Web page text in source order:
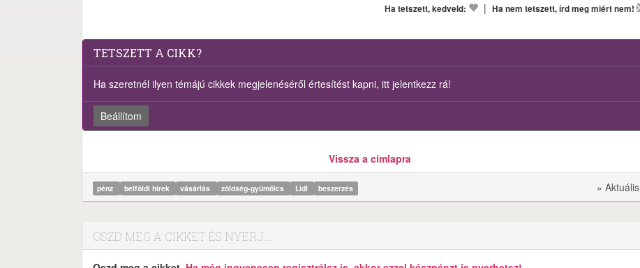
Ha tetszett, kedveld: | Ha nem tetszett, írd meg miért nem!
TETSZETT A CIKK?
Ha szeretnél ilyen témájú cikkek megjelenéséről értesítést kapni, itt jelentkezz rá!
Beállítom
Vissza a címlapra
pénz belföldi hírek vásárlás zöldség-gyümölcs Lidl beszerzés » Aktuális
OSZD MEG A CIKKET ÉS NYERJ...